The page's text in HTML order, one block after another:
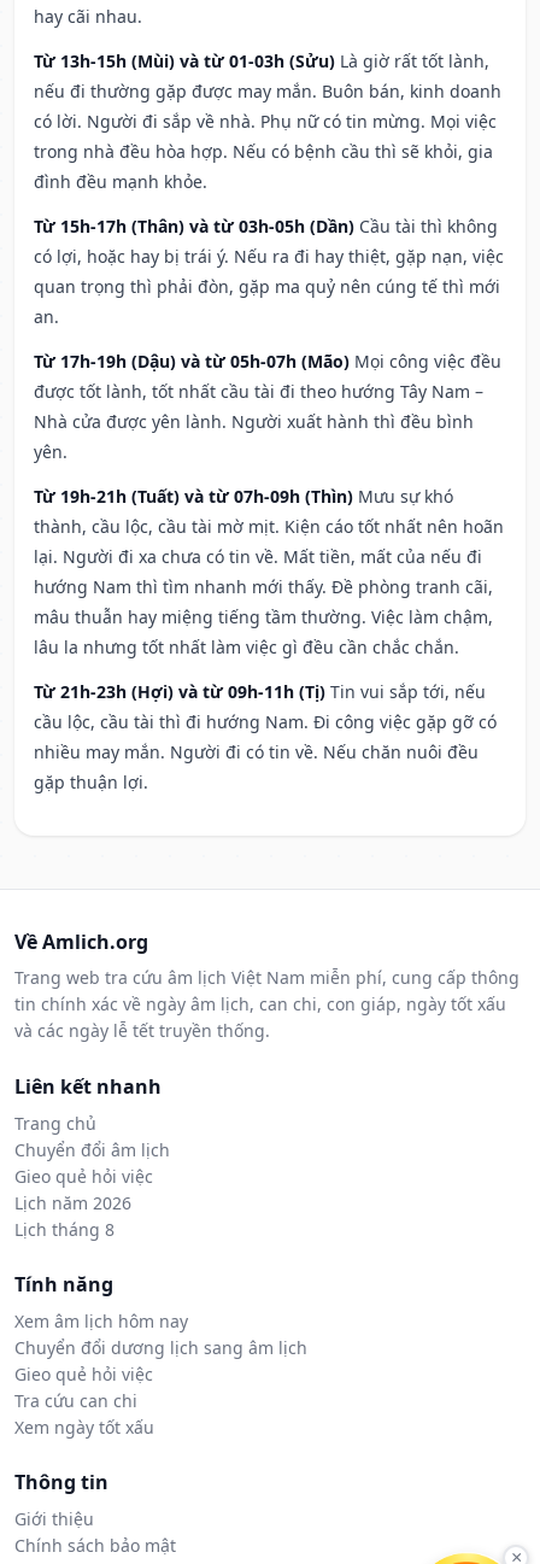
hay cãi nhau.
Từ 13h-15h (Mùi) và từ 01-03h (Sửu) Là giờ rất tốt lành,
nếu đi thường gặp được may mắn. Buôn bán, kinh doanh
có lời. Người đi sắp về nhà. Phụ nữ có tin mừng. Mọi việc
trong nhà đều hòa hợp. Nếu có bệnh cầu thì sẽ khỏi, gia
đình đều mạnh khỏe.
Từ 15h-17h (Thân) và từ 03h-05h (Dần) Cầu tài thì không
có lợi, hoặc hay bị trái ý. Nếu ra đi hay thiệt, gặp nạn, việc
quan trọng thì phải đòn, gặp ma quỷ nên cúng tế thì mới
an.
Từ 17h-19h (Dậu) và từ 05h-07h (Mão) Mọi công việc đều
được tốt lành, tốt nhất cầu tài đi theo hướng Tây Nam –
Nhà cửa được yên lành. Người xuất hành thì đều bình
yên.
Từ 19h-21h (Tuất) và từ 07h-09h (Thìn) Mưu sự khó
thành, cầu lộc, cầu tài mờ mịt. Kiện cáo tốt nhất nên hoãn
lại. Người đi xa chưa có tin về. Mất tiền, mất của nếu đi
hướng Nam thì tìm nhanh mới thấy. Đề phòng tranh cãi,
mâu thuẫn hay miệng tiếng tầm thường. Việc làm chậm,
lâu la nhưng tốt nhất làm việc gì đều cần chắc chắn.
Từ 21h-23h (Hợi) và từ 09h-11h (Tị) Tin vui sắp tới, nếu
cầu lộc, cầu tài thì đi hướng Nam. Đi công việc gặp gỡ có
nhiều may mắn. Người đi có tin về. Nếu chăn nuôi đều
gặp thuận lợi.
Về Amlich.org
Trang web tra cứu âm lịch Việt Nam miễn phí, cung cấp thông
tin chính xác về ngày âm lịch, can chi, con giáp, ngày tốt xấu
và các ngày lễ tết truyền thống.
Liên kết nhanh
Trang chủ
Chuyển đổi âm lịch
Gieo quẻ hỏi việc
Lịch năm 2026
Lịch tháng 8
Tính năng
Xem âm lịch hôm nay
Chuyển đổi dương lịch sang âm lịch
Gieo quẻ hỏi việc
Tra cứu can chi
Xem ngày tốt xấu
Thông tin
Giới thiệu
Chính sách bảo mật
×